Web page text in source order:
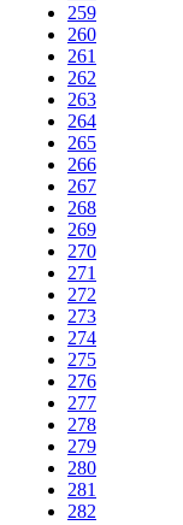
259
260
261
262
263
264
265
266
267
268
269
270
271
272
273
274
275
276
277
278
279
280
281
282